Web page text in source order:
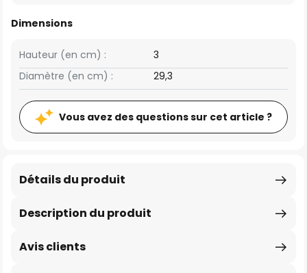
Dimensions
Hauteur (en cm) :
3
Diamètre (en cm) :
29,3
Vous avez des questions sur cet article ?
Description du produit
Détails du produit
Avis clients